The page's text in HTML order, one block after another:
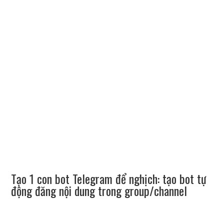
Tạo 1 con bot Telegram để nghịch: tạo bot tự
động đăng nội dung trong group/channel